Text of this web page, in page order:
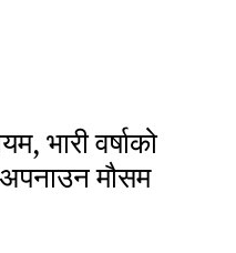
भारी वर्षाको
मौसम